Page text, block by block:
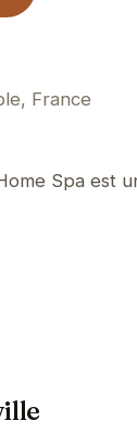
France
Spa est